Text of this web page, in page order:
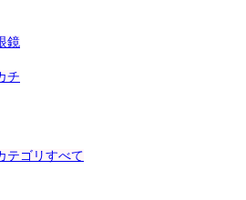
鏡
チ
テゴリすべて